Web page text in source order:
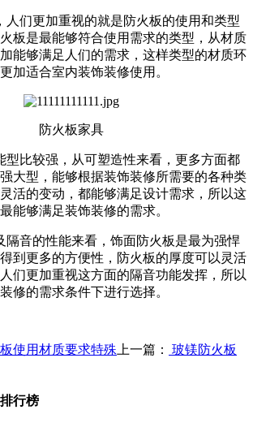
，人们更加重视的就是防火板的使用和类型
板是最能够符合使用需求的类型，从材质
能够满足人们的需求，这样类型的材质环
更加适合室内装饰装修使用。
防火板家具
型比较强，从可塑造性来看，更多方面都
型，能够根据装饰装修所需要的各种类
活的变动，都能够满足设计需求，所以这
够满足装饰装修的需求。
的性能来看， 饰面防火板是最为强悍
得到更多的方便性，防火板的厚度可以灵活
人们更加重视这方面的隔音功能发挥，所以
的需求条件下进行选择。
使用材质要求特殊 上一篇：
玻镁防火板
行榜